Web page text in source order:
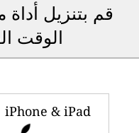
قم بتنزيل
الوقت
iPhone & iPad